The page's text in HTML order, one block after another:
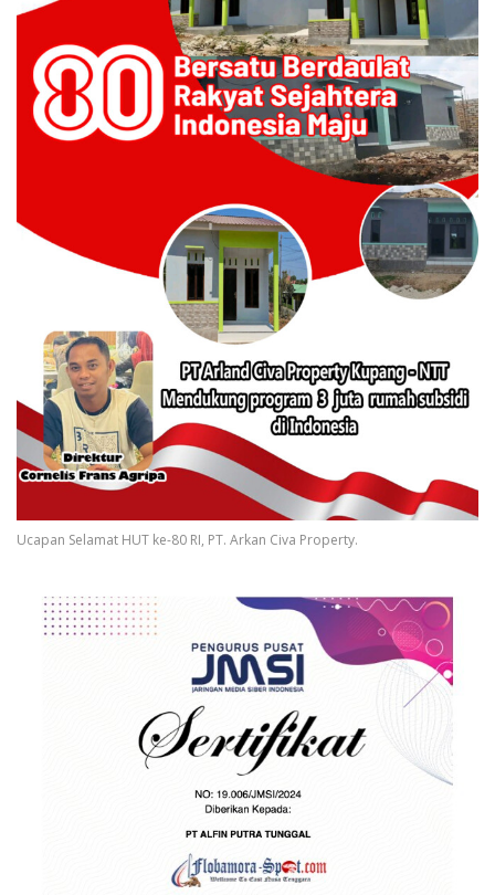
Ucapan Selamat HUT ke-80 RI, PT. Arkan Civa Property.